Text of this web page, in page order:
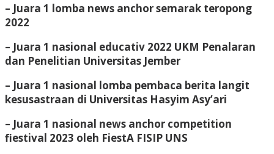
– Juara 1 lomba news anchor semarak teropong
2022
– Juara 1 nasional educativ 2022 UKM Penalaran
dan Penelitian Universitas Jember
– Juara 1 nasional lomba pembaca berita langit
kesusastraan di Universitas Hasyim Asy’ari
– Juara 1 nasional news anchor competition
fiestival 2023 oleh FiestA FISIP UNS